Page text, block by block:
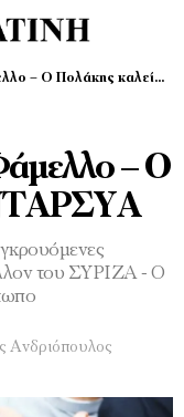
– Ο Πολάκης καλεί…
– Ο
του ΣΥΡΙΖΑ - Ο
Ανδριόπουλος